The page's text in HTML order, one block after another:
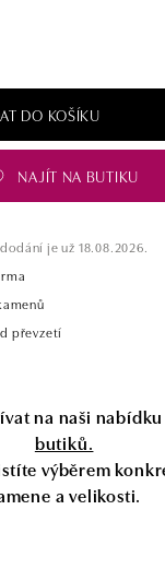
DO KOŠÍKU
NAJÍT NA BUTIKU
je už 18.08.2026.
převzetí
na naši
butiků.
výběrem
a velikosti.